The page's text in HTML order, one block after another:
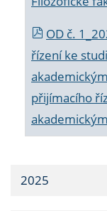
OD č.
řízení ke
přijímacího
2025